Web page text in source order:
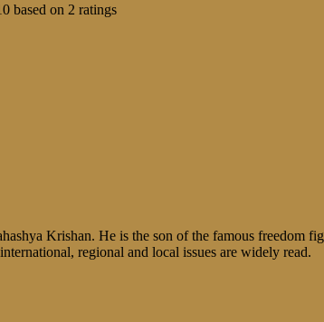
based on 2 ratings
Krishan. He is the son of the famous freedom
regional and local issues are widely read.